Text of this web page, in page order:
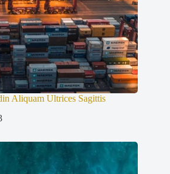
Aliquam Ultrices Sagittis